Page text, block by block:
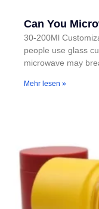
Can You
30-200Ml
people use glass
microwave may
Mehr lesen »